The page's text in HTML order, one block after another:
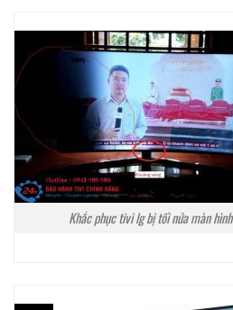
Khắc phục tivi lg bị tối nửa màn hình